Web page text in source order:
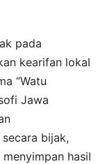
pada
kearifan lokal
“Watu
Jawa
bijak,
hasil